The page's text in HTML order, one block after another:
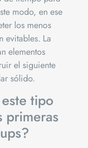
modo, en ese
los menos
evitables. La
elementos
el siguiente
sólido.
tipo
primeras